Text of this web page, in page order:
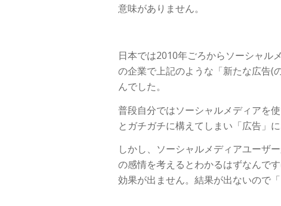
意味がありません。
日本では2010年ごろからソーシャル
の企業で上記のような「新たな広告(
んでした。
普段自分ではソーシャルメディアを
とガチガチに構えてしまい「広告」
しかし、ソーシャルメディアユーザ
の感情を考えるとわかるはずなんで
効果が出ません。結果が出ないので